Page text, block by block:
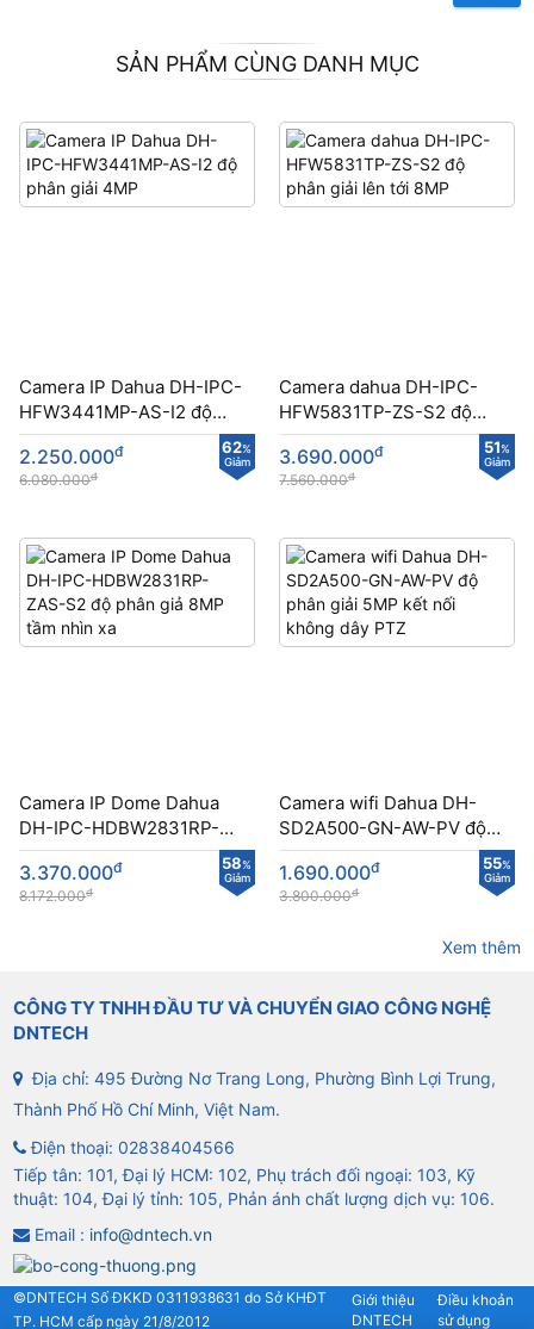
SẢN PHẨM CÙNG DANH MỤC
Camera IP Dahua DH-IPC-
HFW3441MP-AS-I2 độ
phân giải 4MP
62%
Giảm
2.250.000đ
6.080.000đ
Camera dahua DH-IPC-
HFW5831TP-ZS-S2 độ
phân giải lên tới 8MP
51%
Giảm
3.690.000đ
7.560.000đ
Camera IP Dome Dahua
DH-IPC-HDBW2831RP-
ZAS-S2 độ phân giả 8MP
tầm nhìn xa
58%
Giảm
3.370.000đ
8.172.000đ
Camera wifi Dahua DH-
SD2A500-GN-AW-PV độ
phân giải 5MP kết nối
không dây PTZ
55%
Giảm
1.690.000đ
3.800.000đ
Xem thêm
CÔNG TY TNHH ĐẦU TƯ VÀ CHUYỂN GIAO CÔNG NGHỆ
DNTECH
Địa chỉ: 495 Đường Nơ Trang Long, Phường Bình Lợi Trung,
Thành Phố Hồ Chí Minh, Việt Nam.
Điện thoại: 02838404566
Tiếp tân: 101, Đại lý HCM: 102, Phụ trách đối ngoại: 103, Kỹ
thuật: 104, Đại lý tỉnh: 105, Phản ánh chất lượng dịch vụ: 106.
Email : info@dntech.vn
©DNTECH Số ĐKKD 0311938631 do Sở KHĐT
TP. HCM cấp ngày 21/8/2012
Giới thiệu
DNTECH
Điều khoản
sử dụng